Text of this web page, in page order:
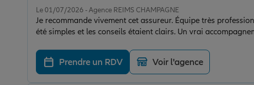
Le 01/07/2026 - Agence REIMS CHAMPAGNE
Je recommande vivement cet assureur. Équipe très
été simples et les conseils étaient clairs. Un vrai
Prendre un RDV Voir l'agence